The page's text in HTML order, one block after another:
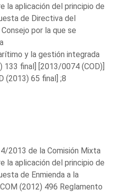
la aplicación del principio de
de Directiva del
por la que se
y la gestión integrada
final] [2013/0074 (COD)]
(2013) 65 final] ;8
2013 de la Comisión Mixta
la aplicación del principio de
de Enmienda a la
(2012) 496 Reglamento